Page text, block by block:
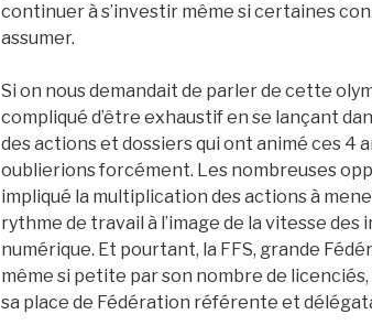
continuer à s’investir même si certaines
assumer.
Si on nous demandait de parler de cette
compliqué d’être exhaustif en se lançant
des actions et dossiers qui ont animé ces 4
oublierions forcément. Les nombreuses
impliqué la multiplication des actions à
rythme de travail à l’image de la vitesse des
numérique. Et pourtant, la FFS, grande
même si petite par son nombre de
sa place de Fédération référente et